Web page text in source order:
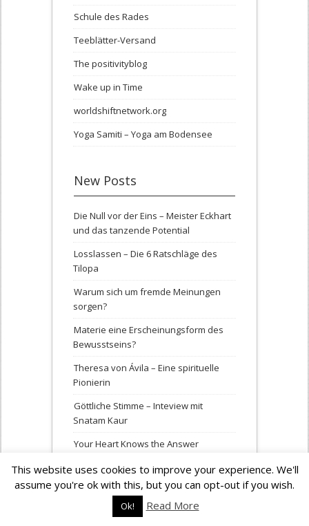
Schule des Rades
Teeblätter-Versand
The positivityblog
Wake up in Time
worldshiftnetwork.org
Yoga Samiti – Yoga am Bodensee
New Posts
Die Null vor der Eins – Meister Eckhart
und das tanzende Potential
Losslassen – Die 6 Ratschläge des
Tilopa
Warum sich um fremde Meinungen
sorgen?
Materie eine Erscheinungsform des
Bewusstseins?
Theresa von Ávila – Eine spirituelle
Pionierin
Göttliche Stimme – Inteview mit
Snatam Kaur
Your Heart Knows the Answer
Absolute freedom – living the fullness
Categories
This website uses cookies to improve your experience. We'll
assume you're ok with this, but you can opt-out if you wish.
Ok! Read More